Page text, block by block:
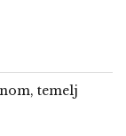
temelj